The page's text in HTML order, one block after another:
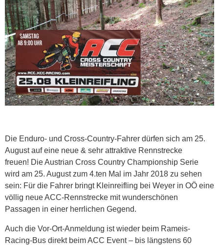
Die Enduro- und Cross-Country-Fahrer dürfen sich am 25.
August auf eine neue & sehr attraktive Rennstrecke
freuen! Die Austrian Cross Country Championship Serie
wird am 25. August zum 4.ten Mal im Jahr 2018 zu sehen
sein: Für die Fahrer bringt Kleinreifling bei Weyer in OÖ eine
völlig neue ACC-Rennstrecke mit wunderschönen
Passagen in einer herrlichen Gegend.
Auch die Vor-Ort-Anmeldung ist wieder beim Rameis-
Racing-Bus direkt beim ACC Event – bis längstens 60